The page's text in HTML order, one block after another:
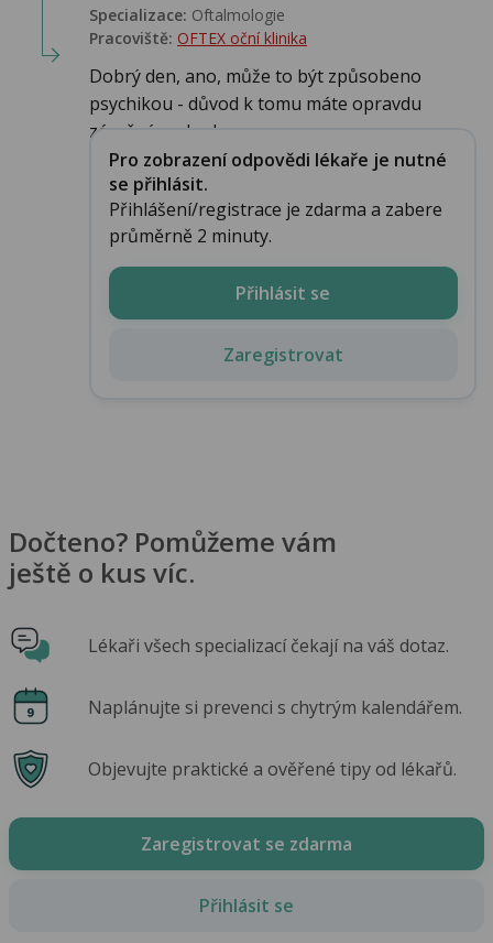
Specializace: Oftalmologie
Pracoviště: OFTEX oční klinika
Dobrý den, ano, může to být způsobeno
psychikou - důvod k tomu máte opravdu
závažný, pokud...
Pro zobrazení odpovědi lékaře je nutné
se přihlásit.
Přihlášení/registrace je zdarma a zabere
průměrně 2 minuty.
Přihlásit se
Zaregistrovat
Dočteno? Pomůžeme vám
ještě o kus víc.
Lékaři všech specializací čekají na váš dotaz.
Naplánujte si prevenci s chytrým kalendářem.
Objevujte praktické a ověřené tipy od lékařů.
Zaregistrovat se zdarma
Přihlásit se